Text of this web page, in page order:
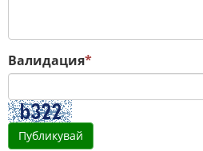
Валидация*